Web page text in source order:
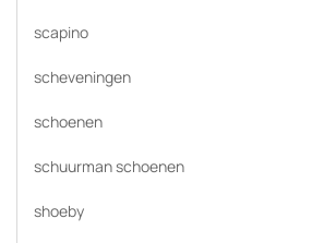
scapino
scheveningen
schoenen
schuurman schoenen
shoeby